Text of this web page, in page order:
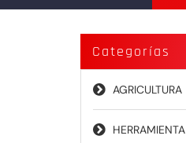
Categorías
AGRICULTURA
HERRAMIENTA